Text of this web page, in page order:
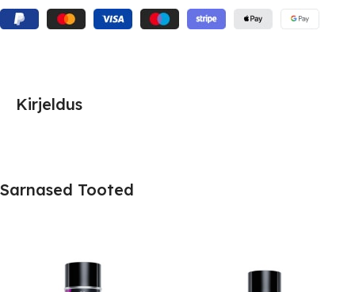
Kirjeldus
Sarnased Tooted